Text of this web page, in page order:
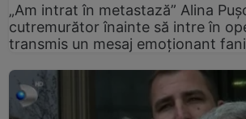
„Am intrat în metastază” Alina
cutremurător înainte să intre în
transmis un mesaj emoționant